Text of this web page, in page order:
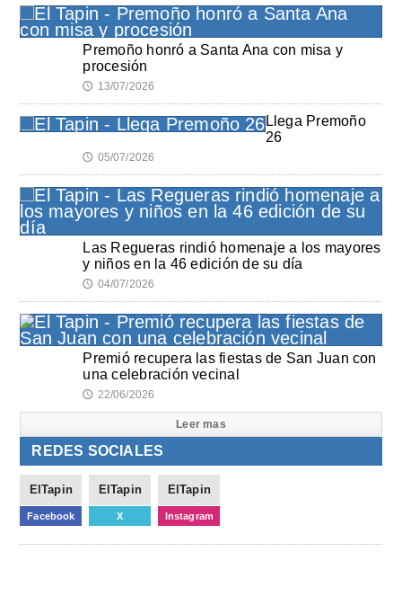
Premoño honró a Santa Ana con misa y
procesión
🕔 13/07/2026
Llega Premoño
26
🕔 05/07/2026
Las Regueras rindió homenaje a los mayores
y niños en la 46 edición de su día
🕔 04/07/2026
Premió recupera las fiestas de San Juan con
una celebración vecinal
🕔 22/06/2026
Leer mas
REDES SOCIALES
ElTapin
Facebook
ElTapin
X
ElTapin
Instagram